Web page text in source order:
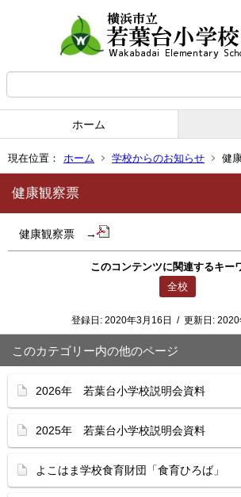
ホーム
現在位置： ホーム 学校からのお知らせ 健
健康観察票
健康観察票 →
このコンテンツに関連するキー
全校
登録日: 2020年3月16日 / 更新日: 2020
このカテゴリー内の他のページ
2026年 若葉台小学校説明会資料
2025年 若葉台小学校説明会資料
よこはま学校食育財団「食育ひろば」